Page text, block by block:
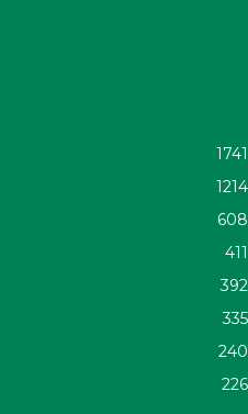
1741
1214
608
411
392
335
240
226